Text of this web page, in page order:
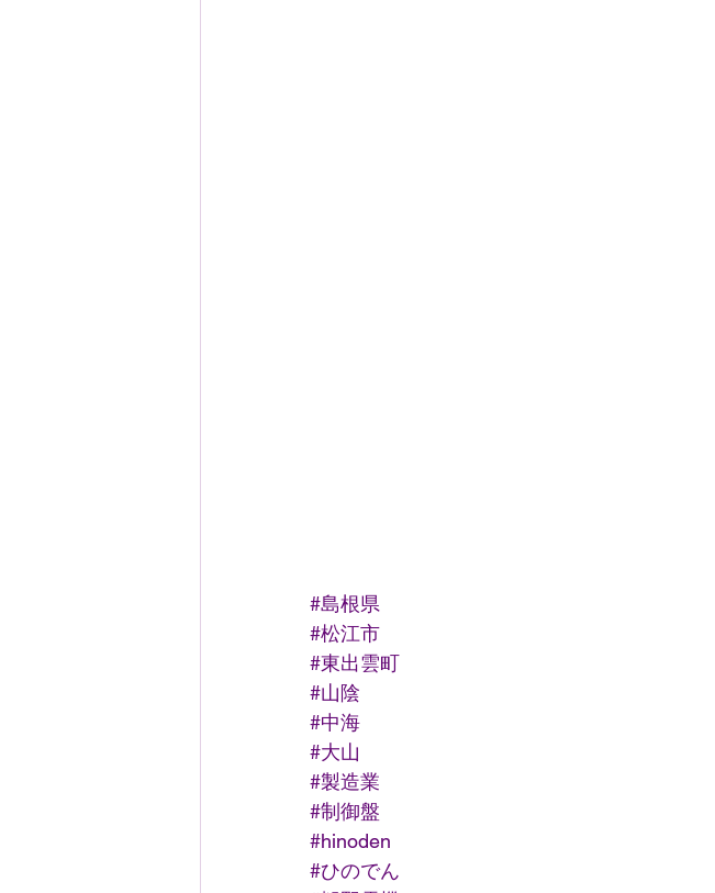
#島根県
#松江市
#東出雲町
#山陰
#中海
#大山
#製造業
#制御盤
#hinoden
#ひのでん